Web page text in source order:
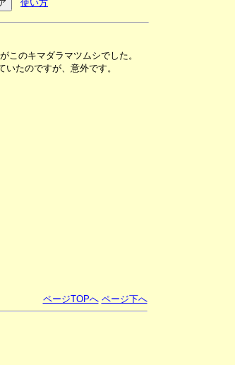
使い方
このキマダラマツムシでした。
たのですが、意外です。
ページTOPへ ページ下へ